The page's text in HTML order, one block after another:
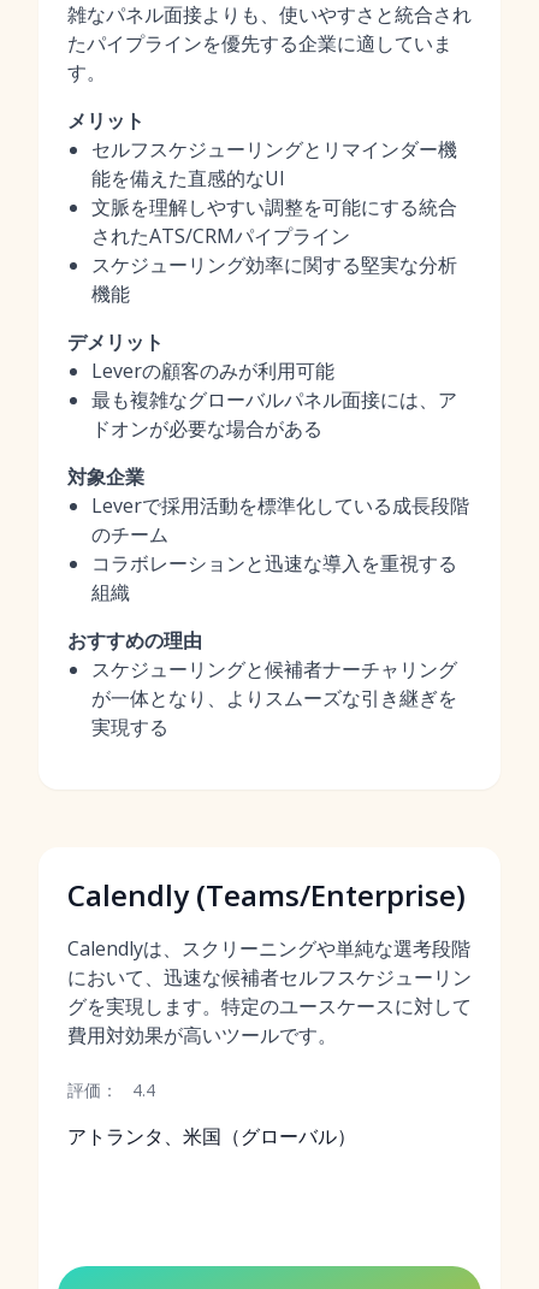
雑なパネル面接よりも、使いやすさと統合され
たパイプラインを優先する企業に適していま
す。
メリット
セルフスケジューリングとリマインダー機
能を備えた直感的なUI
文脈を理解しやすい調整を可能にする統合
されたATS/CRMパイプライン
スケジューリング効率に関する堅実な分析
機能
デメリット
Leverの顧客のみが利用可能
最も複雑なグローバルパネル面接には、ア
ドオンが必要な場合がある
対象企業
Leverで採用活動を標準化している成長段階
のチーム
コラボレーションと迅速な導入を重視する
組織
おすすめの理由
スケジューリングと候補者ナーチャリング
が一体となり、よりスムーズな引き継ぎを
実現する
Calendly (Teams/Enterprise)
Calendlyは、スクリーニングや単純な選考段階
において、迅速な候補者セルフスケジューリン
グを実現します。特定のユースケースに対して
費用対効果が高いツールです。
評価： 4.4
アトランタ、米国（グローバル）